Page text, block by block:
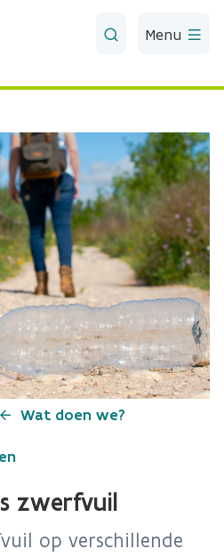
Menu
Wat doen we?
zwerfvuil
op verschillende